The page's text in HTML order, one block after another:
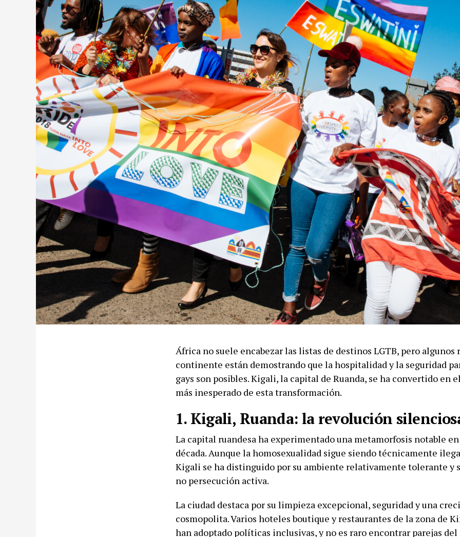
África no suele encabezar las listas de destinos LGTB, pero algunos
continente están demostrando que la hospitalidad y la seguridad
gays son posibles. Kigali, la capital de Ruanda, se ha convertido en
más inesperado de esta transformación.
1. Kigali, Ruanda: la revolución
La capital ruandesa ha experimentado una metamorfosis notable
década. Aunque la homosexualidad sigue siendo técnicamente
Kigali se ha distinguido por su ambiente relativamente tolerante y
no persecución activa.
La ciudad destaca por su limpieza excepcional, seguridad y una
cosmopolita. Varios hoteles boutique y restaurantes de la zona de
han adoptado políticas inclusivas, y no es raro encontrar parejas